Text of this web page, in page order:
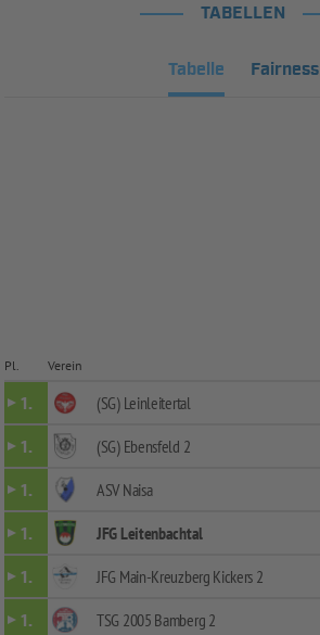
TABELLEN
Tabelle Fairness
Pl. Verein
1. (SG) Leinleitertal
1.
(SG) Ebensfeld 2
1.
ASV Naisa
1.
JFG Leitenbachtal
1.
JFG Main-Kreuzberg Kickers 2
1.
TSG 2005 Bamberg 2